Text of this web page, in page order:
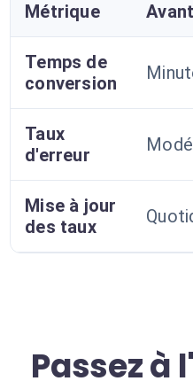
Métrique Avant
Temps de
conversion
Taux
d'erreur
Mise à jour
des taux
Passez à